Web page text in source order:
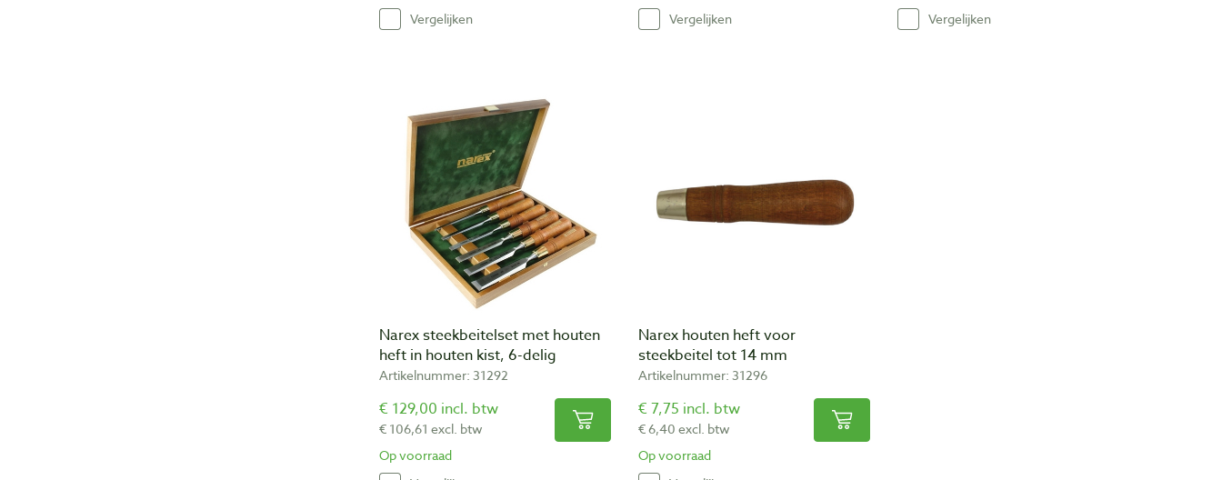
Vergelijken
Vergelijken
Vergelijken
Narex steekbeitelset met houten
heft in houten kist, 6-delig
Artikelnummer: 31292
€ 129,00 incl. btw
€ 106,61 excl. btw
Op voorraad
Narex houten heft voor
steekbeitel tot 14 mm
Artikelnummer: 31296
€ 7,75 incl. btw
€ 6,40 excl. btw
Op voorraad